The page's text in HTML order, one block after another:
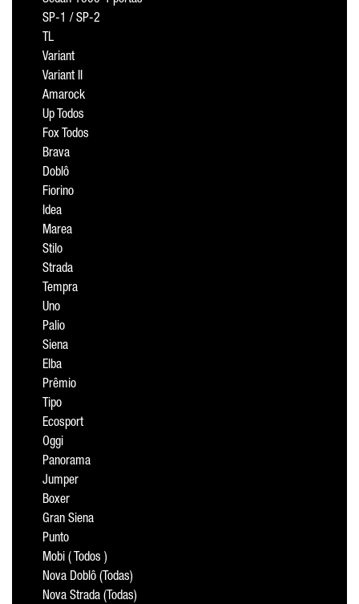
SP-1 / SP-2
TL
Variant
Variant II
Amarock
Up Todos
Fox Todos
Brava
Doblô
Fiorino
Idea
Marea
Stilo
Strada
Tempra
Uno
Palio
Siena
Elba
Prêmio
Tipo
Ecosport
Oggi
Panorama
Jumper
Boxer
Gran Siena
Punto
Mobi ( Todos )
Nova Doblô (Todas)
Nova Strada (Todas)